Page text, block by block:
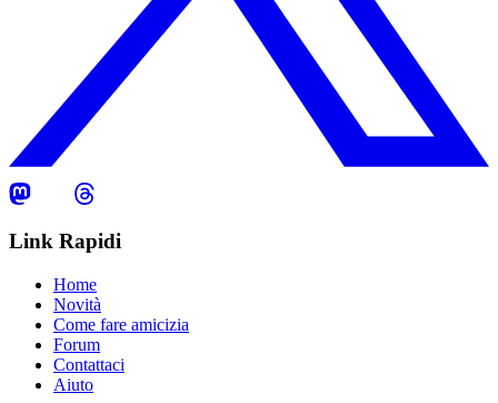
Link Rapidi
Home
Novità
Come fare amicizia
Forum
Contattaci
Aiuto